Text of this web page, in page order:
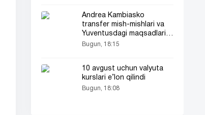
Andrea Kambiasko
transfer mish-mishlari va
Yuventusdagi maqsadlari
haqida gapirdi
Bugun, 18:15
10 avgust uchun valyuta
kurslari e’lon qilindi
Bugun, 18:08